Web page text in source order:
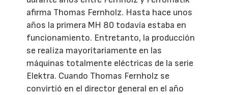
afirma Thomas Fernholz. Hasta hace unos
años la primera MH 80 todavía estaba en
funcionamiento. Entretanto, la producción
se realiza mayoritariamente en las
máquinas totalmente eléctricas de la serie
Elektra. Cuando Thomas Fernholz se
convirtió en el director general en el año